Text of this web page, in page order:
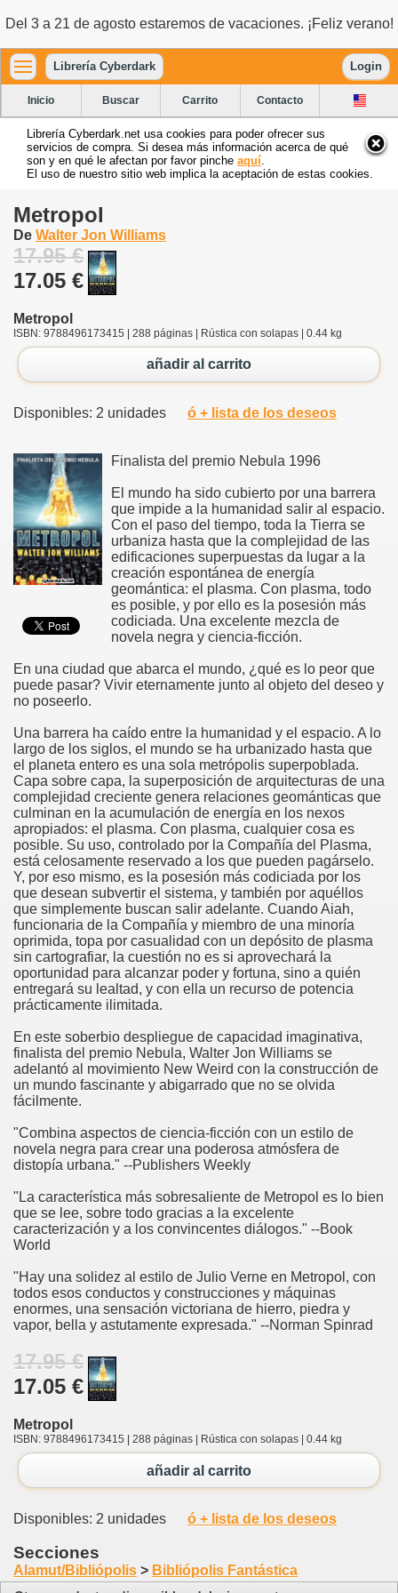
Del 3 a 21 de agosto estaremos de vacaciones. ¡Feliz verano!
Librería Cyberdark Login
Inicio Buscar Carrito Contacto
Librería Cyberdark.net usa cookies para poder ofrecer sus
servicios de compra. Si desea más información acerca de qué
son y en qué le afectan por favor pinche aquí
El uso de nuestro sitio web implica la aceptación de estas cookies.
Metropol
De Walter Jon Williams
17.95 €
17.05 €
Metropol
ISBN: 9788496173415 | 288 páginas | Rústica con solapas | 0.44 kg
añadir al carrito
Disponibles: 2 unidades ó + lista de los deseos
Finalista del premio Nebula 1996
El mundo ha sido cubierto por una barrera
que impide a la humanidad salir al espacio.
Con el paso del tiempo, toda la Tierra se
urbaniza hasta que la complejidad de las
edificaciones superpuestas da lugar a la
creación espontánea de energía
geomántica: el plasma. Con plasma, todo
es posible, y por ello es la posesión más
codiciada. Una excelente mezcla de
novela negra y ciencia-ficción.
En una ciudad que abarca el mundo, ¿qué es lo peor que
puede pasar? Vivir eternamente junto al objeto del deseo y
no poseerlo.
Una barrera ha caído entre la humanidad y el espacio. A lo
largo de los siglos, el mundo se ha urbanizado hasta que
el planeta entero es una sola metrópolis superpoblada.
Capa sobre capa, la superposición de arquitecturas de una
complejidad creciente genera relaciones geománticas que
culminan en la acumulación de energía en los nexos
apropiados: el plasma. Con plasma, cualquier cosa es
posible. Su uso, controlado por la Compañía del Plasma,
está celosamente reservado a los que pueden pagárselo.
Y, por eso mismo, es la posesión más codiciada por los
que desean subvertir el sistema, y también por aquéllos
que simplemente buscan salir adelante. Cuando Aiah,
funcionaria de la Compañía y miembro de una minoría
oprimida, topa por casualidad con un depósito de plasma
sin cartografiar, la cuestión no es si aprovechará la
oportunidad para alcanzar poder y fortuna, sino a quién
entregará su lealtad, y con ella un recurso de potencia
prácticamente ilimitada.
En este soberbio despliegue de capacidad imaginativa,
finalista del premio Nebula, Walter Jon Williams se
adelantó al movimiento New Weird con la construcción de
un mundo fascinante y abigarrado que no se olvida
fácilmente.
"Combina aspectos de ciencia-ficción con un estilo de
novela negra para crear una poderosa atmósfera de
distopía urbana." --Publishers Weekly
"La característica más sobresaliente de Metropol es lo bien
que se lee, sobre todo gracias a la excelente
caracterización y a los convincentes diálogos." --Book
World
"Hay una solidez al estilo de Julio Verne en Metropol, con
todos esos conductos y construcciones y máquinas
enormes, una sensación victoriana de hierro, piedra y
vapor, bella y astutamente expresada." --Norman Spinrad
17.95 €
17.05 €
Metropol
ISBN: 9788496173415 | 288 páginas | Rústica con solapas | 0.44 kg
añadir al carrito
Disponibles: 2 unidades ó + lista de los deseos
Secciones
Alamut/Bibliópolis > Bibliópolis Fantástica